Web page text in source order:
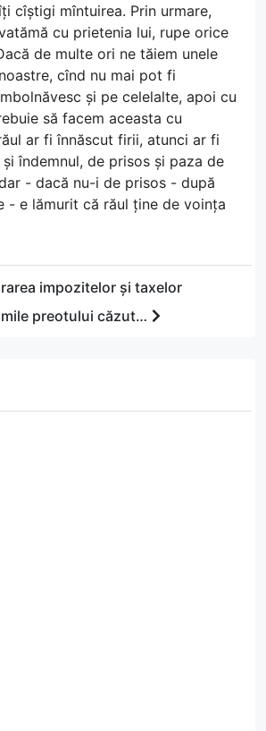
cîștigi mîntuirea. Prin urmare,
cu prietenia lui, rupe orice
de multe ori ne tăiem unele
cînd nu mai pot fi
și pe celelalte, apoi cu
să facem aceasta cu
ar fi înnăscut firii, atunci ar fi
îndemnul, de prisos și paza de
- dacă nu-i de prisos - după
- e lămurit că răul ține de voința
impozitelor și taxelor
preotului căzut…